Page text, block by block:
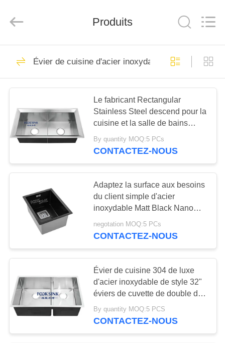
MAISON
PRODUITS
AU
SUJET
NOUS
VISITE
D'USINE
CONTRÔLE
DE
QUALITÉ
CONTACTEZ-
Factory.
Developed
Évier de cuisine
d'acier inoxydable
de tablier
Évier de cuisine
supérieur d'acier
inoxydable de bâti
46
Évier de cuisine
d'acier inoxydable
d'Undermount
120
Produits
Évier de cuisine d'acier inoxydable d'Undermount
Le fabricant Rectangular
Stainless Steel descend pour la
cuisine et la salle de bains
faites main
By quantity MOQ:5 PCs
CONTACTEZ-NOUS
Adaptez la surface aux besoins
du client simple d'acier
inoxydable Matt Black Nano
d'évier de cuisine de cuvette
d'Undermount
negotation MOQ:5 PCs
CONTACTEZ-NOUS
Évier de cuisine 304 de luxe
d'acier inoxydable de style 32"
éviers de cuvette de double de
x19 » Undermount
By quantity MOQ:5 PCS
CONTACTEZ-NOUS